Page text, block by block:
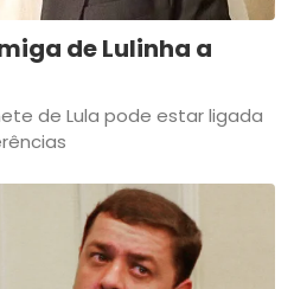
de Lulinha a
de Lula pode estar ligada